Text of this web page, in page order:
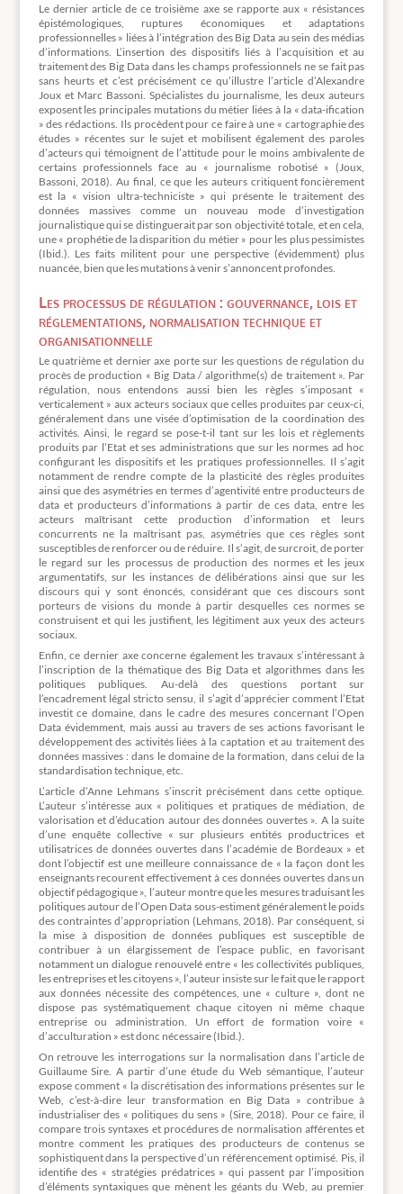
Le dernier article de ce troisième axe se rapporte aux « résistances
épistémologiques, ruptures économiques et adaptations
professionnelles » liées à l’intégration des Big Data au sein des médias
d’informations. L’insertion des dispositifs liés à l’acquisition et au
traitement des Big Data dans les champs professionnels ne se fait pas
sans heurts et c’est précisément ce qu’illustre l’article d’Alexandre
Joux et Marc Bassoni. Spécialistes du journalisme, les deux auteurs
exposent les principales mutations du métier liées à la « data-ification
» des rédactions. Ils procèdent pour ce faire à une « cartographie des
études » récentes sur le sujet et mobilisent également des paroles
d’acteurs qui témoignent de l’attitude pour le moins ambivalente de
certains professionnels face au « journalisme robotisé » (Joux,
Bassoni, 2018). Au final, ce que les auteurs critiquent foncièrement
est la « vision ultra-techniciste » qui présente le traitement des
données massives comme un nouveau mode d’investigation
journalistique qui se distinguerait par son objectivité totale, et en cela,
une « prophétie de la disparition du métier » pour les plus pessimistes
(Ibid.). Les faits militent pour une perspective (évidemment) plus
nuancée, bien que les mutations à venir s’annoncent profondes.
Les processus de régulation : gouvernance, lois et
réglementations, normalisation technique et
organisationnelle
Le quatrième et dernier axe porte sur les questions de régulation du
procès de production « Big Data / algorithme(s) de traitement ». Par
régulation, nous entendons aussi bien les règles s’imposant «
verticalement » aux acteurs sociaux que celles produites par ceux-ci,
généralement dans une visée d’optimisation de la coordination des
activités. Ainsi, le regard se pose-t-il tant sur les lois et règlements
produits par l’Etat et ses administrations que sur les normes ad hoc
configurant les dispositifs et les pratiques professionnelles. Il s’agit
notamment de rendre compte de la plasticité des règles produites
ainsi que des asymétries en termes d’agentivité entre producteurs de
data et producteurs d’informations à partir de ces data, entre les
acteurs maîtrisant cette production d’information et leurs
concurrents ne la maîtrisant pas, asymétries que ces règles sont
susceptibles de renforcer ou de réduire. Il s’agit, de surcroit, de porter
le regard sur les processus de production des normes et les jeux
argumentatifs, sur les instances de délibérations ainsi que sur les
discours qui y sont énoncés, considérant que ces discours sont
porteurs de visions du monde à partir desquelles ces normes se
construisent et qui les justifient, les légitiment aux yeux des acteurs
sociaux.
Enfin, ce dernier axe concerne également les travaux s’intéressant à
l’inscription de la thématique des Big Data et algorithmes dans les
politiques publiques. Au-delà des questions portant sur
l’encadrement légal stricto sensu, il s’agit d’apprécier comment l’Etat
investit ce domaine, dans le cadre des mesures concernant l’Open
Data évidemment, mais aussi au travers de ses actions favorisant le
développement des activités liées à la captation et au traitement des
données massives : dans le domaine de la formation, dans celui de la
standardisation technique, etc.
L’article d’Anne Lehmans s’inscrit précisément dans cette optique.
L’auteur s’intéresse aux « politiques et pratiques de médiation, de
valorisation et d’éducation autour des données ouvertes ». A la suite
d’une enquête collective « sur plusieurs entités productrices et
utilisatrices de données ouvertes dans l’académie de Bordeaux » et
dont l’objectif est une meilleure connaissance de « la façon dont les
enseignants recourent effectivement à ces données ouvertes dans un
objectif pédagogique », l’auteur montre que les mesures traduisant les
politiques autour de l’Open Data sous-estiment généralement le poids
des contraintes d’appropriation (Lehmans, 2018). Par conséquent, si
la mise à disposition de données publiques est susceptible de
contribuer à un élargissement de l’espace public, en favorisant
notamment un dialogue renouvelé entre « les collectivités publiques,
les entreprises et les citoyens », l’auteur insiste sur le fait que le rapport
aux données nécessite des compétences, une « culture », dont ne
dispose pas systématiquement chaque citoyen ni même chaque
entreprise ou administration. Un effort de formation voire «
d’acculturation » est donc nécessaire (Ibid.).
On retrouve les interrogations sur la normalisation dans l’article de
Guillaume Sire. A partir d’une étude du Web sémantique, l’auteur
expose comment « la discrétisation des informations présentes sur le
Web, c’est-à-dire leur transformation en Big Data » contribue à
industrialiser des « politiques du sens » (Sire, 2018). Pour ce faire, il
compare trois syntaxes et procédures de normalisation afférentes et
montre comment les pratiques des producteurs de contenus se
sophistiquent dans la perspective d’un référencement optimisé. Pis, il
identifie des « stratégies prédatrices » qui passent par l’imposition
d’éléments syntaxiques que mènent les géants du Web, au premier